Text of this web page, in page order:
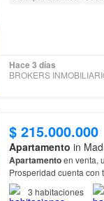
Hace 3 días
$ 215.000.000
Apartamento in
Apartamentoen venta,
Prosperidad cuenta con
3 habitaciones